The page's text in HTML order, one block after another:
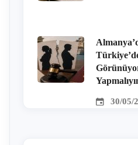
30/05/